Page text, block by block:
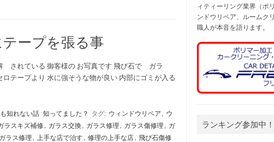
ープを張る事
されている 御客様の お写真です 飛び石で ガラ
ープより 水に強そうな物が良い 内部にゴミが入る
知れない話 知ってました？ タグ: ウィンドウリペア , ウ
ラスキズ補修, ガラス交換, ガラス修理 , ガラス傷修理 , ガ
ラス修理 , 上手な店で治す , 修理の上手な店, 飛び石傷修
ィティーリング業界（ポ
ンドウリペア、ルームク
職人が本音を語ります。
ランキング参加中！